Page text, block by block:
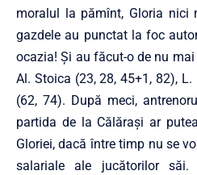
moralul la pămînt, Gloria nici
gazdele au punctat la foc
ocazia! Şi au făcut-o de nu
Al. Stoica (23, 28, 45+1, 82),
(62, 74). După meci,
partida de la Călăraşi ar
Gloriei, dacă între timp nu se
salariale ale jucătorilor